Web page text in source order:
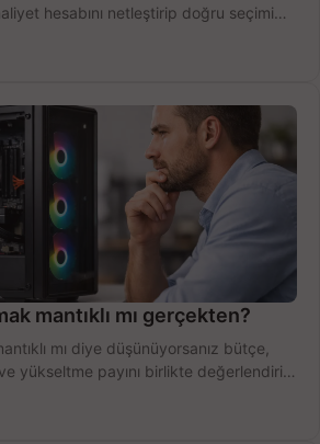
hesabını netleştirip doğru seçimi
mantıklı mı gerçekten?
mı diye düşünüyorsanız bütçe,
yükseltme payını birlikte değerlendirin,